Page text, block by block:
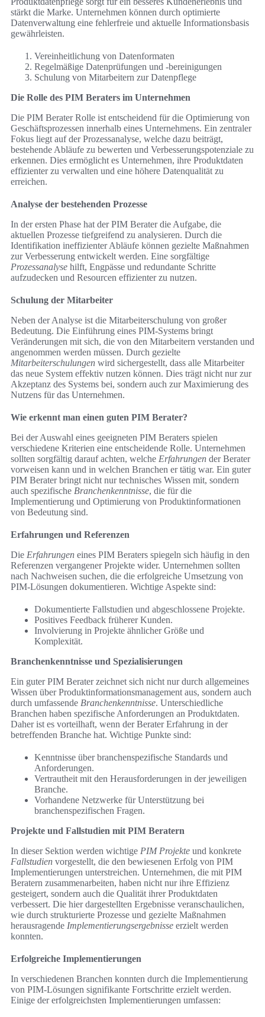
stärkt die Marke. Unternehmen können durch optimierte
Datenverwaltung eine fehlerfreie und aktuelle Informationsbasis
gewährleisten.
Vereinheitlichung von Datenformaten
Regelmäßige Datenprüfungen und -bereinigungen
Schulung von Mitarbeitern zur Datenpflege
Die Rolle des PIM Beraters im Unternehmen
Die PIM Berater Rolle ist entscheidend für die Optimierung von
Geschäftsprozessen innerhalb eines Unternehmens. Ein zentraler
Fokus liegt auf der Prozessanalyse, welche dazu beiträgt,
bestehende Abläufe zu bewerten und Verbesserungspotenziale zu
erkennen. Dies ermöglicht es Unternehmen, ihre Produktdaten
effizienter zu verwalten und eine höhere Datenqualität zu
erreichen.
Analyse der bestehenden Prozesse
In der ersten Phase hat der PIM Berater die Aufgabe, die
aktuellen Prozesse tiefgreifend zu analysieren. Durch die
Identifikation ineffizienter Abläufe können gezielte Maßnahmen
zur Verbesserung entwickelt werden. Eine sorgfältige
Prozessanalyse hilft, Engpässe und redundante Schritte
aufzudecken und Resourcen effizienter zu nutzen.
Schulung der Mitarbeiter
Neben der Analyse ist die Mitarbeiterschulung von großer
Bedeutung. Die Einführung eines PIM-Systems bringt
Veränderungen mit sich, die von den Mitarbeitern verstanden und
angenommen werden müssen. Durch gezielte
Mitarbeiterschulungen wird sichergestellt, dass alle Mitarbeiter
das neue System effektiv nutzen können. Dies trägt nicht nur zur
Akzeptanz des Systems bei, sondern auch zur Maximierung des
Nutzens für das Unternehmen.
Wie erkennt man einen guten PIM Berater?
Bei der Auswahl eines geeigneten PIM Beraters spielen
verschiedene Kriterien eine entscheidende Rolle. Unternehmen
sollten sorgfältig darauf achten, welche Erfahrungen der Berater
vorweisen kann und in welchen Branchen er tätig war. Ein guter
PIM Berater bringt nicht nur technisches Wissen mit, sondern
auch spezifische Branchenkenntnisse, die für die
Implementierung und Optimierung von Produktinformationen
von Bedeutung sind.
Erfahrungen und Referenzen
Die Erfahrungen eines PIM Beraters spiegeln sich häufig in den
Referenzen vergangener Projekte wider. Unternehmen sollten
nach Nachweisen suchen, die die erfolgreiche Umsetzung von
PIM-Lösungen dokumentieren. Wichtige Aspekte sind:
Dokumentierte Fallstudien und abgeschlossene Projekte.
Positives Feedback früherer Kunden.
Involvierung in Projekte ähnlicher Größe und
Komplexität.
Branchenkenntnisse und Spezialisierungen
Ein guter PIM Berater zeichnet sich nicht nur durch allgemeines
Wissen über Produktinformationsmanagement aus, sondern auch
durch umfassende Branchenkenntnisse. Unterschiedliche
Branchen haben spezifische Anforderungen an Produktdaten.
Daher ist es vorteilhaft, wenn der Berater Erfahrung in der
betreffenden Branche hat. Wichtige Punkte sind:
Kenntnisse über branchenspezifische Standards und
Anforderungen.
Vertrautheit mit den Herausforderungen in der jeweiligen
Branche.
Vorhandene Netzwerke für Unterstützung bei
branchenspezifischen Fragen.
Projekte und Fallstudien mit PIM Beratern
In dieser Sektion werden wichtige PIM Projekte und konkrete
Fallstudien vorgestellt, die den bewiesenen Erfolg von PIM
Implementierungen unterstreichen. Unternehmen, die mit PIM
Beratern zusammenarbeiten, haben nicht nur ihre Effizienz
gesteigert, sondern auch die Qualität ihrer Produktdaten
verbessert. Die hier dargestellten Ergebnisse veranschaulichen,
wie durch strukturierte Prozesse und gezielte Maßnahmen
herausragende Implementierungsergebnisse erzielt werden
konnten.
Erfolgreiche Implementierungen
In verschiedenen Branchen konnten durch die Implementierung
von PIM-Lösungen signifikante Fortschritte erzielt werden.
Einige der erfolgreichsten Implementierungen umfassen: